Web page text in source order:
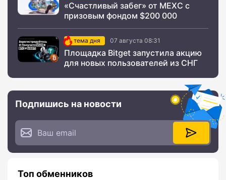
«Счастливый забег» от MEXC с
призовым фондом $200 000
тема дня 07 августа 08:31
Площадка Bitget запустила акцию
для новых пользователей из СНГ
Подпишись на новости
Топ обменников